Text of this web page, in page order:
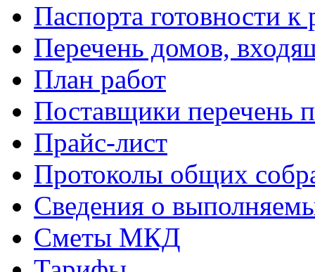
Паспорта готовности
Перечень домов,
План работ
Поставщики перечень
Прайс-лист
Протоколы общих
Сведения о
Сметы МКД